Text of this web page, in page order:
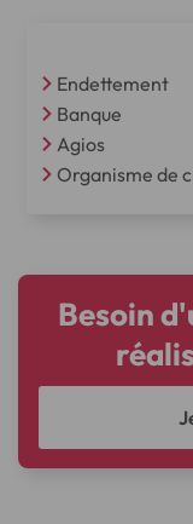
Endettement
Banque
Agios
Organisme de
Besoin